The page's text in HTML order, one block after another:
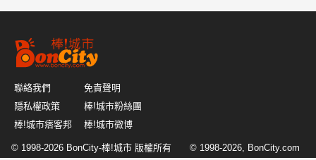
聯絡我們
免責聲明
隱私權政策
棒!城市粉絲團
棒!城市痞客邦
棒!城市微博
© 1998-2026 BonCity-棒!城市 版權所有 © 1998-2026, BonCity.com